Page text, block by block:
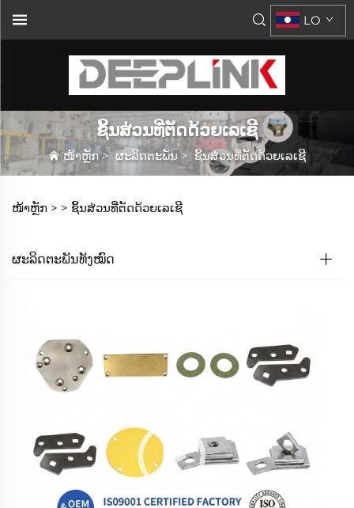
LO
ຊິ້ນສ່ວນທີ່ຕັດດ້ວຍເລເຊີ
ໜ້າຫຼັກ> ຜະລິດຕະພັນ > ຊິ້ນສ່ວນທີ່ຕັດດ້ວຍເລເຊີ
ໜ້າຫຼັກ > > ຊິ້ນສ່ວນທີ່ຕັດດ້ວຍເລເຊີ
ຜະລິດຕະພັນທັງໝົດ